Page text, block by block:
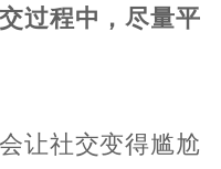
过程中，尽量平
让社交变得尴尬